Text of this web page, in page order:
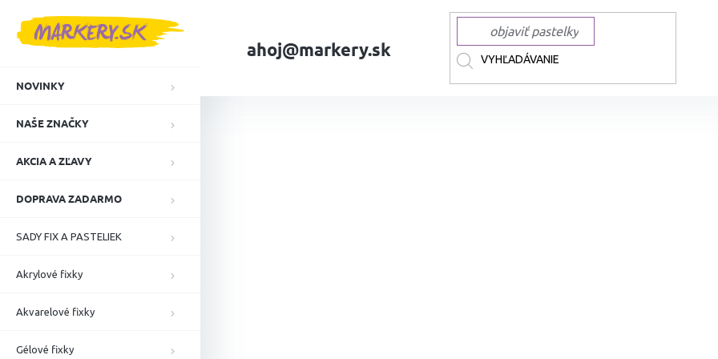
ahoj@markery.sk
NOVINKY
NAŠE ZNAČKY
AKCIA A ZĽAVY
DOPRAVA ZADARMO
SADY FIX A PASTELIEK
Akrylové fixky
Akvarelové fixky
Gélové fixky